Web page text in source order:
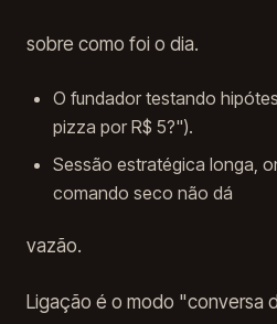
sobre como foi o dia.
O fundador testando
pizza por R$ 5?").
Sessão estratégica longa,
comando seco não dá
vazão.
Ligação é o modo "conversa